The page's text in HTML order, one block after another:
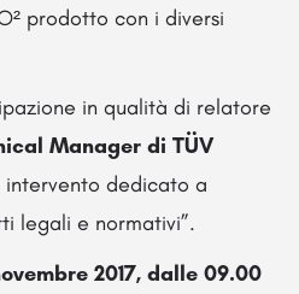
prodotto con i diversi
in qualità di relatore
Manager di TÜV
intervento dedicato a
legali e normativi”.
2017, dalle 09.00